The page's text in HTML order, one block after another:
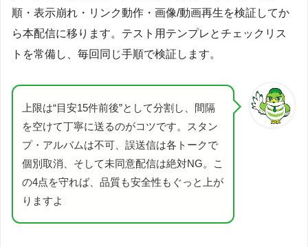
順・表示崩れ・リンク動作・画像/動画再生を検証してか
ら本配信に移ります。テスト用テンプレとチェックリス
トを常備し、毎回同じ手順で検証します。
上限は“目安15件前後”として分割し、間隔
を空けて丁寧に送るのがコツです。スタン
プ・アルバムは不可、誤送信は各トークで
個別取消、そして未同意配信は絶対NG。こ
の4点を守れば、品質も安全性もぐっと上が
りますよ